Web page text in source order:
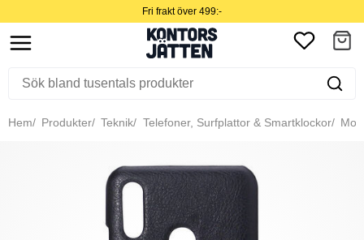
Fri frakt över 499:-
Hem Produkter Teknik Telefoner, Surfplattor & Smartklockor